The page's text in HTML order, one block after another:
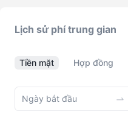
Lịch sử phí trung gian
Tiền mặt Hợp đồng